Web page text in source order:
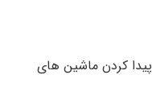
پیدا کردن ماشین های